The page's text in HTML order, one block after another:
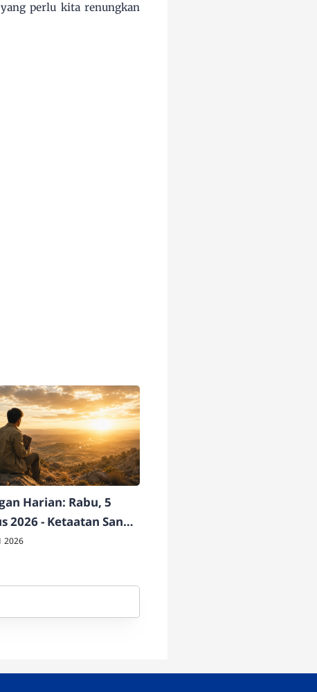
perlu kita renungkan
Harian: Rabu, 5
2026 - Ketaatan Sang
2026